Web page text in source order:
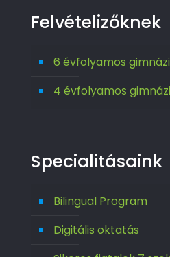
Felvételizőknek
6 évfolyamos
4 évfolyamos
Specialitásaink
Bilingual Program
Digitális oktatás